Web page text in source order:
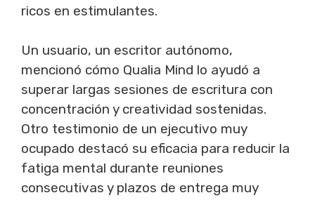
ricos en estimulantes.
Un usuario, un escritor autónomo,
mencionó cómo Qualia Mind lo ayudó a
superar largas sesiones de escritura con
concentración y creatividad sostenidas.
Otro testimonio de un ejecutivo muy
ocupado destacó su eficacia para reducir la
fatiga mental durante reuniones
consecutivas y plazos de entrega muy